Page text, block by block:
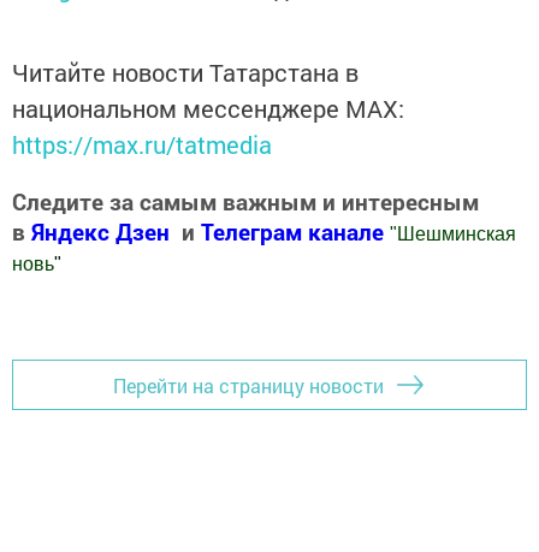
Читайте новости Татарстана в
национальном мессенджере MАХ:
https://max.ru/tatmedia
Следите за самым важным и интересным
в Яндекс Дзен и Телеграм канале " Шешминская
новь"
Перейти на страницу новости